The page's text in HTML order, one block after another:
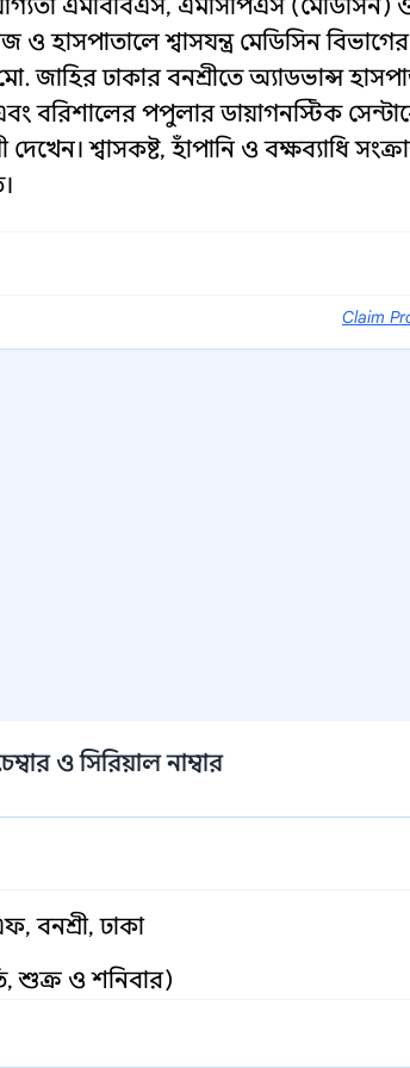
এমবিবিএস, এমসিপিএস (মেডিসিন)
হাসপাতালে শ্বাসযন্ত্র মেডিসিন
জাহির ঢাকার বনশ্রীতে অ্যাডভান্স
বরিশালের পপুলার ডায়াগনস্টিক
শ্বাসকষ্ট, হাঁপানি ও বক্ষব্যাধি
Claim
ও সিরিয়াল নাম্বার
বনশ্রী, ঢাকা
শুক্র ও শনিবার)